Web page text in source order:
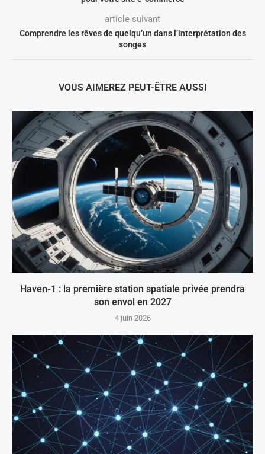
article suivant
Comprendre les rêves de quelqu’un dans l’interprétation des
songes
VOUS AIMEREZ PEUT-ÊTRE AUSSI
Haven-1 : la première station spatiale privée prendra
son envol en 2027
4 juin 2026